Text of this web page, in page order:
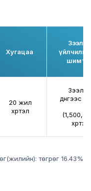
Хугацаа
20 жил
хүртэл
дүнгээс -
хүртэл)
төгрөг 16.43%